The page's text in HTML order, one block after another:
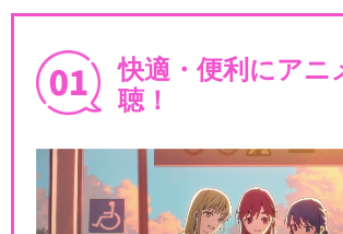
DD北斗の拳
DD北斗の拳2
快適・便利にアニ
聴！